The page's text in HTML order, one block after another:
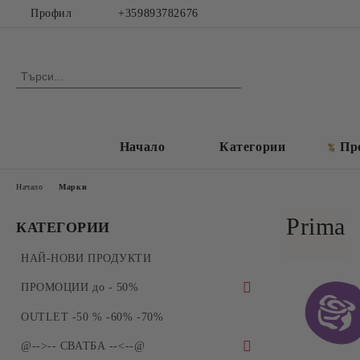
Профил +359893782676
Начало Категории
КАТЕГОРИИ
НАЙ-НОВИ ПРОДУКТИ
ПРОМОЦИИ до - 50%
ПРОМОЦИИ - Силиконови молдове и
OUTLET -50 % -60% -70%
@-->-- СВАТБА --<--@
Начало Марки
Prima